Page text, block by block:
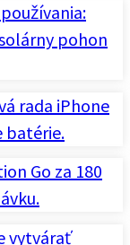
pohon
rada iPhone
batérie.
Go za 180
vytvárať